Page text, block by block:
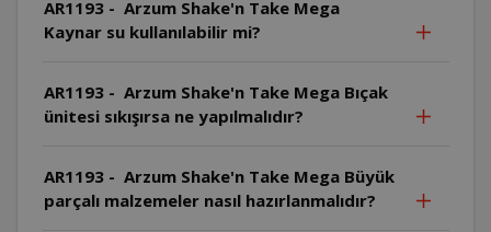
AR1193 - Arzum Shake'n Take Mega
Kaynar su kullanılabilir mi?
AR1193 - Arzum Shake'n Take Mega Bıçak
ünitesi sıkışırsa ne yapılmalıdır?
AR1193 - Arzum Shake'n Take Mega Büyük
parçalı malzemeler nasıl hazırlanmalıdır?